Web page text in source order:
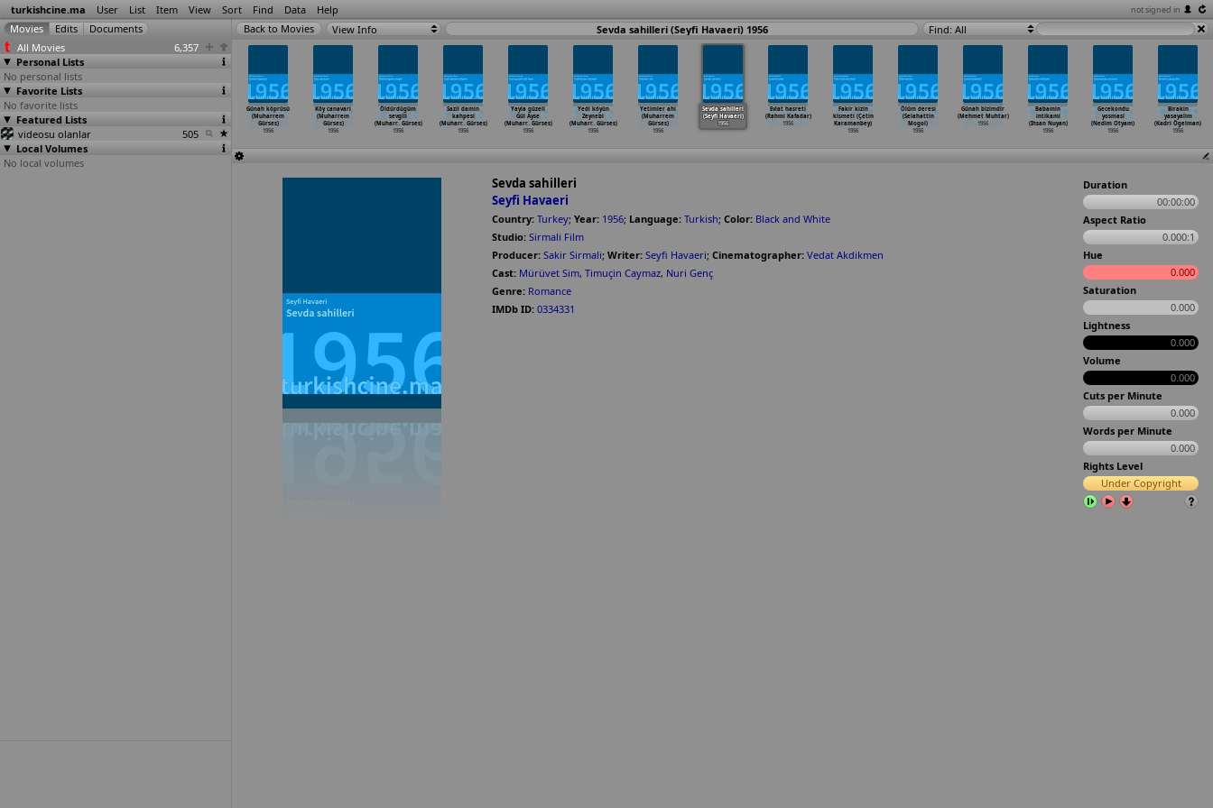
turkishcine.ma User List Item View Sort Find Data Help not signed in
All Movies
6,357
Personal Lists
No personal lists
Favorite Lists
No favorite lists
Featured Lists
videosu olanlar
505
Local Volumes
No local volumes
View Info Sevda sahilleri (Seyfi Havaeri) 1956 Find: All
Sehir
Ergün)
1956
Ölmüs bir
kadinin evraki
metruke…h Evin)
Günal)
1956
Günah köprüsü
(Muharrem
Gürses)
1956
Köy canavari
(Muharrem
Gürses)
1956
Öldürdügüm
sevgili
(Muharr…Gürses)
1956
Sazli damin
kahpesi
(Muharr…Gürses)
1956
Yayla güzeli
Gül Ayse
(Muharr…Gürses)
1956
Yedi köyün
Zeynebi
(Muharr…Gürses)
1956
Yetimler ahi
(Muharrem
Gürses)
1956
Sevda sahilleri
(Seyfi Havaeri)
1956
Evlat hasreti
(Rahmi Kafadar)
1956
Fakir kizin
kismeti (Çetin
Karamanbey)
1956
Ölüm deresi
(Selahattin
Mogol)
1956
Günah bizimdir
(Mehmet Muhtar)
1956
Babamin
intikami
(Ihsan Nuyan)
1956
Gecekondu
yosmasi
(Nedim Otyam)
1956
Birakin
yasayalim
(Kadri Ögelman)
1956
Sevda sahilleri
Seyfi Havaeri
Country: Turkey; Year: 1956; Language: Turkish; Color: Black and White
Studio: Sirmali Film
Producer: Sakir Sirmali; Writer: Seyfi Havaeri; Cinematographer: Vedat Akdikmen
Cast: Mürüvet Sim, Timuçin Caymaz, Nuri Genç
Genre: Romance
IMDb ID: 0334331
Duration
00:00:00
Aspect Ratio
0.000:1
Hue
0.000
Saturation
0.000
Lightness
0.000
Volume
0.000
Cuts per Minute
0.000
Words per Minute
0.000
Rights Level
Under Copyright